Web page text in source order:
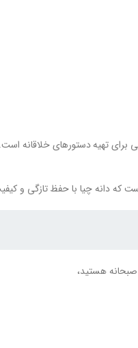
برای تهیه دستورهای
که دانه چیا با حفظ تازگی و
صبحانه هستید،